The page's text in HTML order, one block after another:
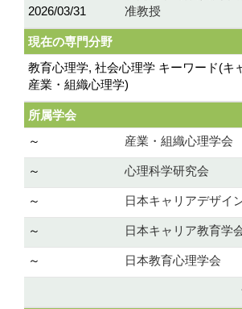
2026/03/31
准教授
現在の専門分野
教育心理学, 社会心理学 キーワード(キ
産業・組織心理学)
所属学会
～
産業・組織心理学会
～ 心理科学研究会
～ 日本キャリアデザイ
～ 日本キャリア教育学
～ 日本教育心理学会